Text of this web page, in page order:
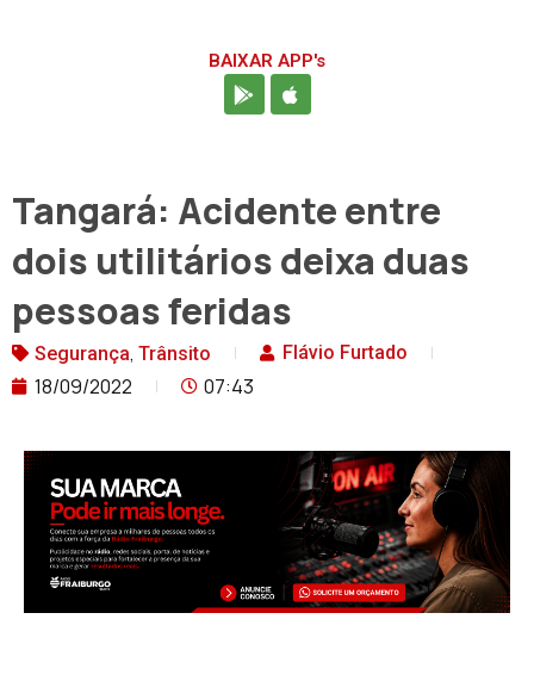
BAIXAR APP's
Tangará: Acidente entre
dois utilitários deixa duas
pessoas feridas
Segurança, Trânsito Flávio Furtado
18/09/2022 07:43